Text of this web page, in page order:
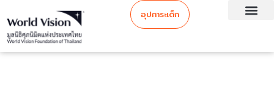
อุปการะเด็ก